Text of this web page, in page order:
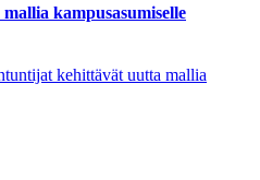
kampusasumiselle
kehittävät uutta mallia